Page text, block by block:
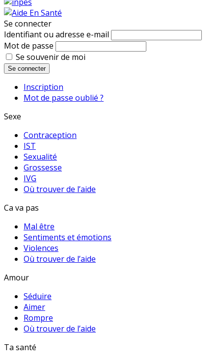
Se connecter
Identifiant ou adresse e-mail
Mot de passe
Se souvenir de moi
Se connecter
Inscription
Mot de passe oublié ?
Sexe
Contraception
IST
Sexualité
Grossesse
IVG
Où trouver de l’aide
Ca va pas
Mal être
Sentiments et émotions
Violences
Où trouver de l’aide
Amour
Séduire
Aimer
Rompre
Où trouver de l’aide
Ta santé